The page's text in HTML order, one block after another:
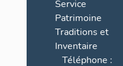
Service
Patrimoine
Traditions et
Inventaire
Téléphone :